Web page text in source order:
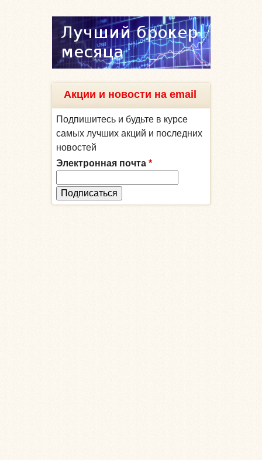
Акции и новости на email
Подпишитесь и будьте в курсе
самых лучших акций и последних
новостей
Электронная почта *